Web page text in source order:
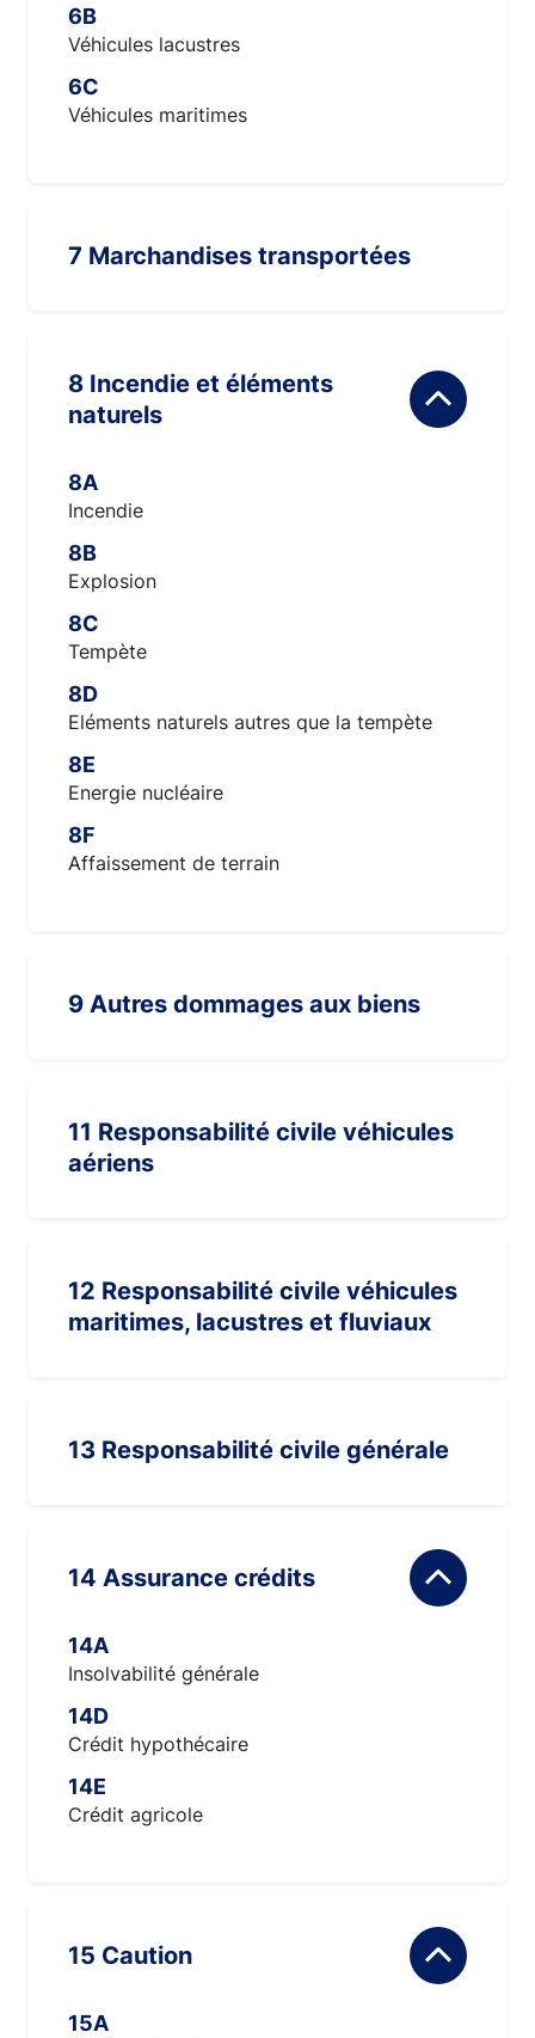
6B
Véhicules lacustres
6C
Véhicules maritimes
7 Marchandises transportées
8 Incendie et éléments
naturels
8A
Incendie
8B
Explosion
8C
Tempète
8D
Eléments naturels autres que la tempète
8E
Energie nucléaire
8F
Affaissement de terrain
9 Autres dommages aux biens
11 Responsabilité civile véhicules
aériens
12 Responsabilité civile véhicules
maritimes, lacustres et fluviaux
13 Responsabilité civile générale
14 Assurance crédits
14A
Insolvabilité générale
14D
Crédit hypothécaire
14E
Crédit agricole
15 Caution
15A